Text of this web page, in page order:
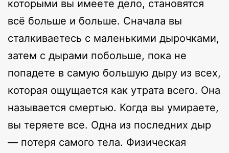
которыми вы имеете дело, становятся
всё больше и больше. Сначала вы
сталкиваетесь с маленькими дырочками,
затем с дырами побольше, пока не
попадете в самую большую дыру из всех,
которая ощущается как утрата всего. Она
называется смертью. Когда вы умираете,
вы теряете все. Одна из последних дыр
— потеря самого тела. Физическая